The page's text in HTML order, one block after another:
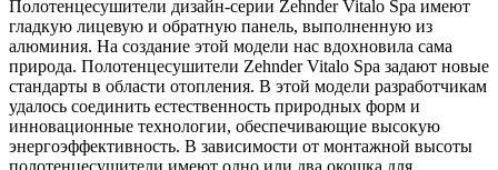
Полотенцесушители дизайн-серии Zehnder Vitalo Spa имеют
гладкую лицевую и обратную панель, выполненную из
алюминия. На создание этой модели нас вдохновила сама
природа. Полотенцесушители Zehnder Vitalo Spa задают новые
стандарты в области отопления. В этой модели разработчикам
удалось соединить естественность природных форм и
инновационные технологии, обеспечивающие высокую
энергоэффективность. В зависимости от монтажной высоты
полотенцесушители имеют одно или два окошка для